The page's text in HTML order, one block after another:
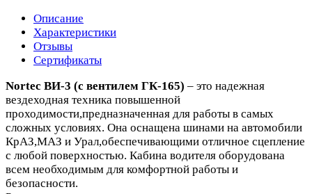
Описание
Характеристики
Отзывы
Сертификаты
Nortec ВИ-3 (с вентилем ГК-165) – это надежная
вездеходная техника повышенной
проходимости,предназначенная для работы в самых
сложных условиях. Она оснащена шинами на автомобили
КрАЗ,МАЗ и Урал,обеспечивающими отличное сцепление
с любой поверхностью. Кабина водителя оборудована
всем необходимым для комфортной работы и
безопасности.